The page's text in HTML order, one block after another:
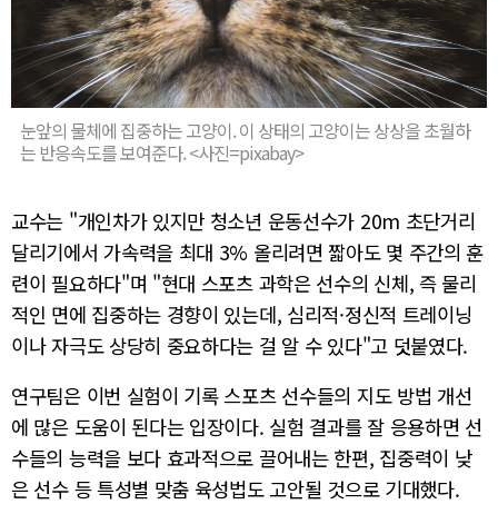
눈앞의 물체에 집중하는 고양이. 이 상태의 고양이는 상상을 초월하
는 반응속도를 보여준다. <사진=pixabay>
교수는 "개인차가 있지만 청소년 운동선수가 20m 초단거리
달리기에서 가속력을 최대 3% 올리려면 짧아도 몇 주간의 훈
련이 필요하다"며 "현대 스포츠 과학은 선수의 신체, 즉 물리
적인 면에 집중하는 경향이 있는데, 심리적·정신적 트레이닝
이나 자극도 상당히 중요하다는 걸 알 수 있다"고 덧붙였다.
연구팀은 이번 실험이 기록 스포츠 선수들의 지도 방법 개선
에 많은 도움이 된다는 입장이다. 실험 결과를 잘 응용하면 선
수들의 능력을 보다 효과적으로 끌어내는 한편, 집중력이 낮
은 선수 등 특성별 맞춤 육성법도 고안될 것으로 기대했다.